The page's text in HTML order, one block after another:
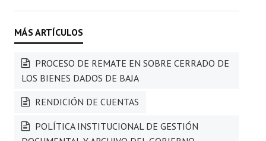
PROCESO DE REMATE EN SOBRE CERRADO DE
LOS BIENES DADOS DE BAJA
RENDICIÓN DE CUENTAS
POLÍTICA INSTITUCIONAL DE GESTIÓN